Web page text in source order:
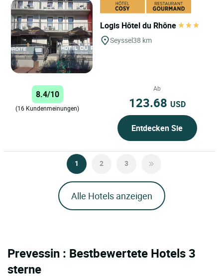
Logis Hôtel du Rhône
Seyssel38 km
8.4/10
(16 Kundenmeinungen)
Ab
123.68 USD
Entdecken Sie
1 2 3
Alle Hotels anzeigen
Prevessin : Bestbewertete Hotels 3
sterne